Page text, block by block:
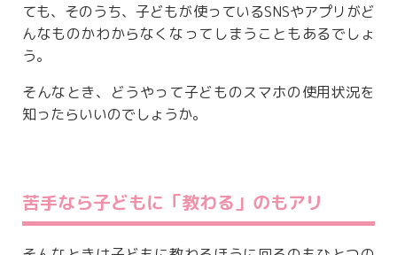
ても、そのうち、子どもが使っているSNSやアプリがど
んなものかわからなくなってしまうこともあるでしょ
う。
そんなとき、どうやって子どものスマホの使用状況を
知ったらいいのでしょうか。
苦手なら子どもに「教わる」のもアリ